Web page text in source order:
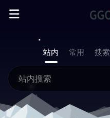
站内 常用 搜索